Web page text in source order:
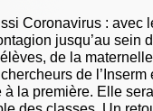
Coronavirus : avec
jusqu’au sein
de la
de
la première. Elle